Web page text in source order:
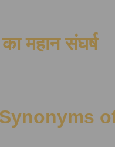
महान संघर्ष
(Synonyms